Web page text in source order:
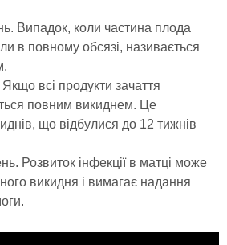
Випадок, коли частина плода
в повному обсязі, називається
всі продукти зачаття
повним викиднем. Це
що відбулися до 12 тижнів
Розвиток інфекції в матці може
викидня і вимагає надання